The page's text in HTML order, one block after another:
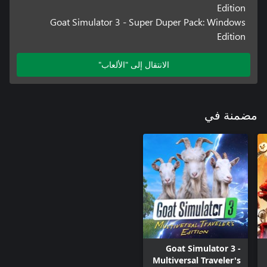
Edition
Goat Simulator 3 - Super Duper Pack: Windows
Edition
الانتقال إلى "الألعاب"
مضمنة في
Goat Simulator 3 -
Multiversal Traveler's